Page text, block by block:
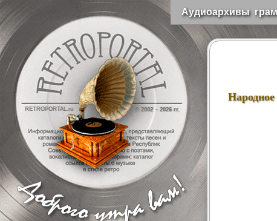
Аудиоархивы
RETROPORTAL.ru © 2002 – 2026 гг.